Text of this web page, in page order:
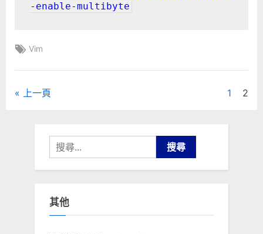
-enable-multibyte
Tags:
Vim
文上一頁 1 2
搜
尋
關
字:
其他